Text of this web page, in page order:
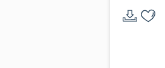
Charolles